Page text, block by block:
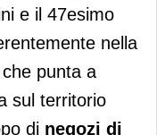
e il 47esimo
nella
punta a
sul territorio
di negozi di